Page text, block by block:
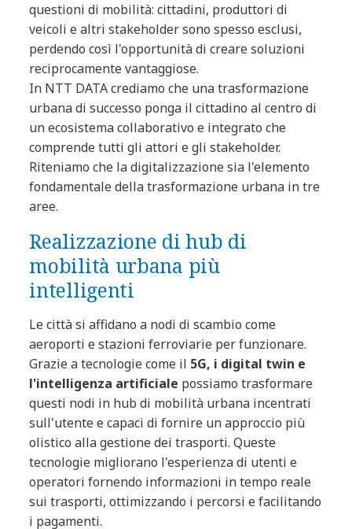
questioni di mobilità: cittadini, produttori di
veicoli e altri stakeholder sono spesso esclusi,
perdendo così l'opportunità di creare soluzioni
reciprocamente vantaggiose.
In NTT DATA crediamo che una trasformazione
urbana di successo ponga il cittadino al centro di
un ecosistema collaborativo e integrato che
comprende tutti gli attori e gli stakeholder.
Riteniamo che la digitalizzazione sia l'elemento
fondamentale della trasformazione urbana in tre
aree.
Realizzazione di hub di
mobilità urbana più
intelligenti
Le città si affidano a nodi di scambio come
aeroporti e stazioni ferroviarie per funzionare.
Grazie a tecnologie come il 5G, i digital twin e
l'intelligenza artificiale possiamo trasformare
questi nodi in hub di mobilità urbana incentrati
sull'utente e capaci di fornire un approccio più
olistico alla gestione dei trasporti. Queste
tecnologie migliorano l'esperienza di utenti e
operatori fornendo informazioni in tempo reale
sui trasporti, ottimizzando i percorsi e facilitando
i pagamenti.